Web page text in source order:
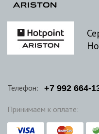
Телефон: +7 992 664-
Принимаем к оплате: